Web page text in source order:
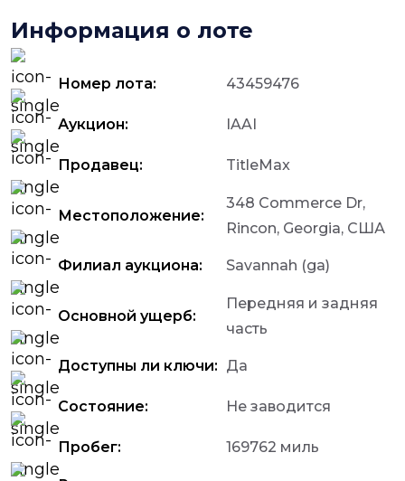
Информация о лоте
Номер лота: 43459476
Аукцион: IAAI
Продавец: TitleMax
Местоположение:
348 Commerce Dr,
Rincon, Georgia, США
Филиал аукциона: Savannah (ga)
Основной ущерб:
Передняя и задняя
часть
Доступны ли ключи: Да
Состояние: Не заводится
Пробег: 169762 миль